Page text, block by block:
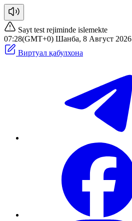
Sayt test rejiminde islemekte
07:28(GMT+0) Шанба, 8 Август 2026
Виртуал қабулхона